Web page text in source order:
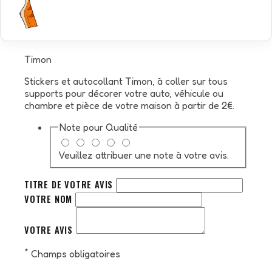
Timon
Stickers et autocollant Timon, à coller sur tous
supports pour décorer votre auto, véhicule ou
chambre et pièce de votre maison à partir de 2€.
Note pour Qualité
Veuillez attribuer une note à votre avis.
TITRE DE VOTRE AVIS
VOTRE NOM
VOTRE AVIS
* Champs obligatoires